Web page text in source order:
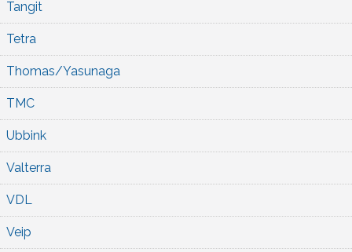
Tangit
Tetra
Thomas/Yasunaga
TMC
Ubbink
Valterra
VDL
Veip